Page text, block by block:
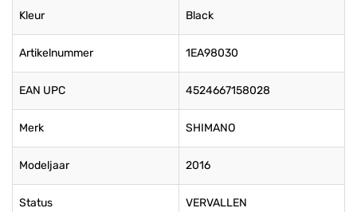
Kleur Black
Artikelnummer 1EA98030
EAN UPC 4524667158028
Merk SHIMANO
Modeljaar 2016
Status VERVALLEN